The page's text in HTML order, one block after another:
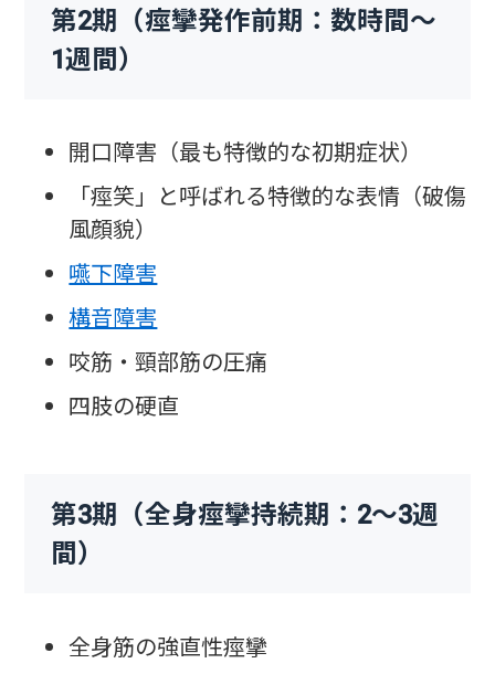
第2期（痙攣発作前期：数時間〜
1週間）
開口障害（最も特徴的な初期症状）
「痙笑」と呼ばれる特徴的な表情（破傷
風顔貌）
嚥下障害
構音障害
咬筋・頸部筋の圧痛
四肢の硬直
第3期（全身痙攣持続期：2〜3週
間）
全身筋の強直性痙攣